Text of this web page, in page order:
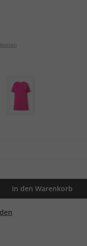
In den Warenkorb